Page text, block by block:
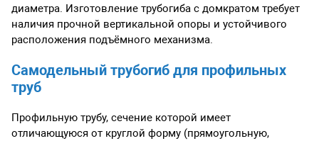
диаметра. Изготовление трубогиба с домкратом требует
наличия прочной вертикальной опоры и устойчивого
расположения подъёмного механизма.
Самодельный трубогиб для профильных
труб
Профильную трубу, сечение которой имеет
отличающуюся от круглой форму (прямоугольную,